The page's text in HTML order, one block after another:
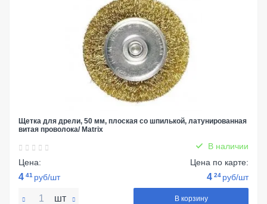
Щетка для дрели, 50 мм, плоская со шпилькой, латунированная
витая проволока/ Matrix
В наличии
Цена:
4 41 руб/шт
Цена по карте:
4 24 руб/шт
шт В корзину